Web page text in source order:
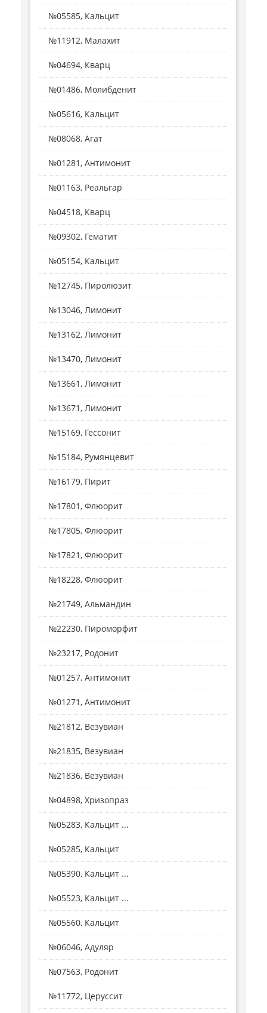
№05585, Кальцит
№11912, Малахит
№04694, Кварц
№01486, Молибденит
№05616, Кальцит
№08068, Агат
№01281, Антимонит
№01163, Реальгар
№04518, Кварц
№09302, Гематит
№05154, Кальцит
№12745, Пиролюзит
№13046, Лимонит
№13162, Лимонит
№13470, Лимонит
№13661, Лимонит
№13671, Лимонит
№15169, Гессонит
№15184, Румянцевит
№16179, Пирит
№17801, Флюорит
№17805, Флюорит
№17821, Флюорит
№18228, Флюорит
№21749, Альмандин
№22230, Пироморфит
№23217, Родонит
№01257, Антимонит
№01271, Антимонит
№21812, Везувиан
№21835, Везувиан
№21836, Везувиан
№04898, Хризопраз
№05283, Кальцит ...
№05285, Кальцит
№05390, Кальцит ...
№05523, Кальцит ...
№05560, Кальцит
№06046, Адуляр
№07563, Родонит
№11772, Церуссит